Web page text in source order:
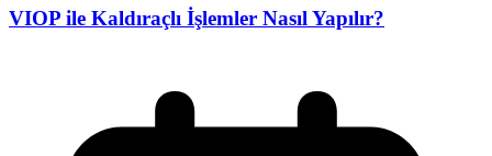
VIOP ile Kaldıraçlı İşlemler Nasıl Yapılır?